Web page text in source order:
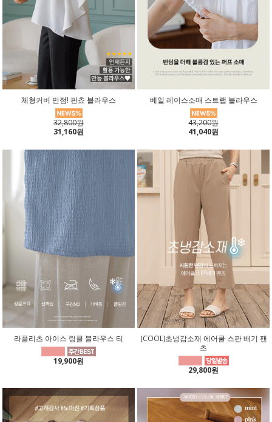
체형커버 만점! 판쵸 블라우스
32,800원
31,160원
베일 레이스소매 스트랩 블라우스
43,200원
41,040원
라플리츠 아이스 링클 블라우스 티
19,900원
(COOL)초냉감소재 에어쿨 스판 배기 팬
츠
29,800원